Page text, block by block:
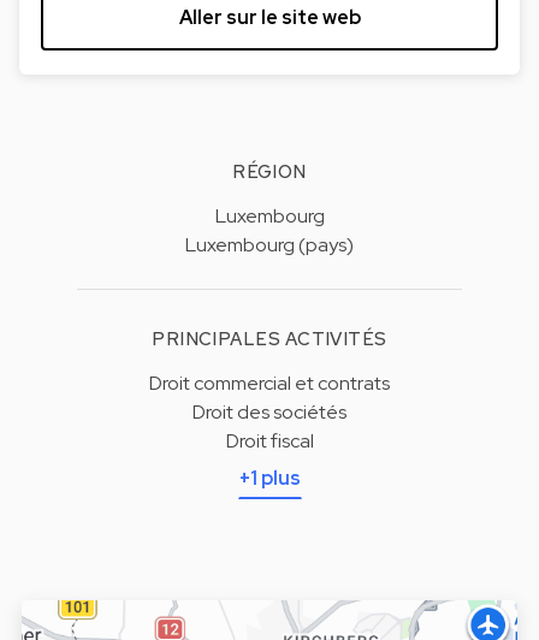
Aller sur le site web
RÉGION
Luxembourg
Luxembourg (pays)
PRINCIPALES ACTIVITÉS
Droit commercial et contrats
Droit des sociétés
Droit fiscal
+1 plus